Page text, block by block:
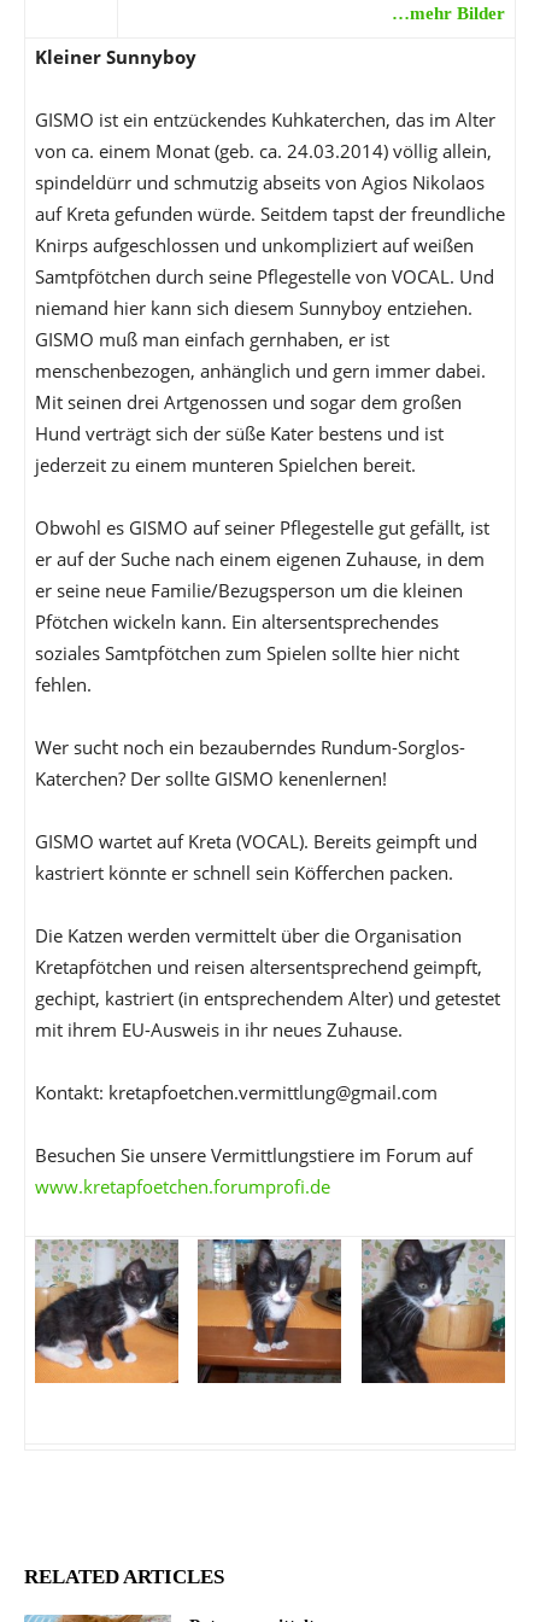
…mehr Bilder
Kleiner Sunnyboy
GISMO ist ein entzückendes Kuhkaterchen, das im Alter
von ca. einem Monat (geb. ca. 24.03.2014) völlig allein,
spindeldürr und schmutzig abseits von Agios Nikolaos
auf Kreta gefunden würde. Seitdem tapst der freundliche
Knirps aufgeschlossen und unkompliziert auf weißen
Samtpfötchen durch seine Pflegestelle von VOCAL. Und
niemand hier kann sich diesem Sunnyboy entziehen.
GISMO muß man einfach gernhaben, er ist
menschenbezogen, anhänglich und gern immer dabei.
Mit seinen drei Artgenossen und sogar dem großen
Hund verträgt sich der süße Kater bestens und ist
jederzeit zu einem munteren Spielchen bereit.
Obwohl es GISMO auf seiner Pflegestelle gut gefällt, ist
er auf der Suche nach einem eigenen Zuhause, in dem
er seine neue Familie/Bezugsperson um die kleinen
Pfötchen wickeln kann. Ein altersentsprechendes
soziales Samtpfötchen zum Spielen sollte hier nicht
fehlen.
Wer sucht noch ein bezauberndes Rundum-Sorglos-
Katerchen? Der sollte GISMO kenenlernen!
GISMO wartet auf Kreta (VOCAL). Bereits geimpft und
kastriert könnte er schnell sein Köfferchen packen.
Die Katzen werden vermittelt über die Organisation
Kretapfötchen und reisen altersentsprechend geimpft,
gechipt, kastriert (in entsprechendem Alter) und getestet
mit ihrem EU-Ausweis in ihr neues Zuhause.
Kontakt: kretapfoetchen.vermittlung@gmail.com
Besuchen Sie unsere Vermittlungstiere im Forum auf
www.kretapfoetchen.forumprofi.de
RELATED ARTICLES